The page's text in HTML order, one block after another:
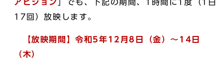
アビジョン
」でも、下記の期間、1時間に1度（1日
17回）放映します。
【放映期間】令和5年12月8日（金）～14日
（木）